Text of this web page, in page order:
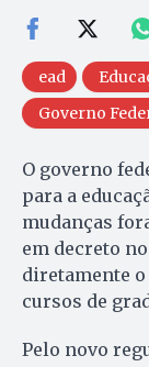
ead
Governo
O governo
para a
mudanças
em decreto no
diretamente
cursos de
Pelo novo